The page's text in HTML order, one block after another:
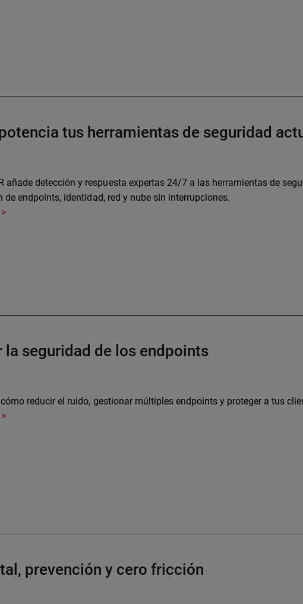
tus herramientas de seguridad
añade detección y respuesta expertas 24/7 a las herramientas de
de endpoints, identidad, red y nube sin interrupciones.
seguridad de los endpoints
reducir el ruido, gestionar múltiples endpoints y proteger a tus
prevención y cero fricción